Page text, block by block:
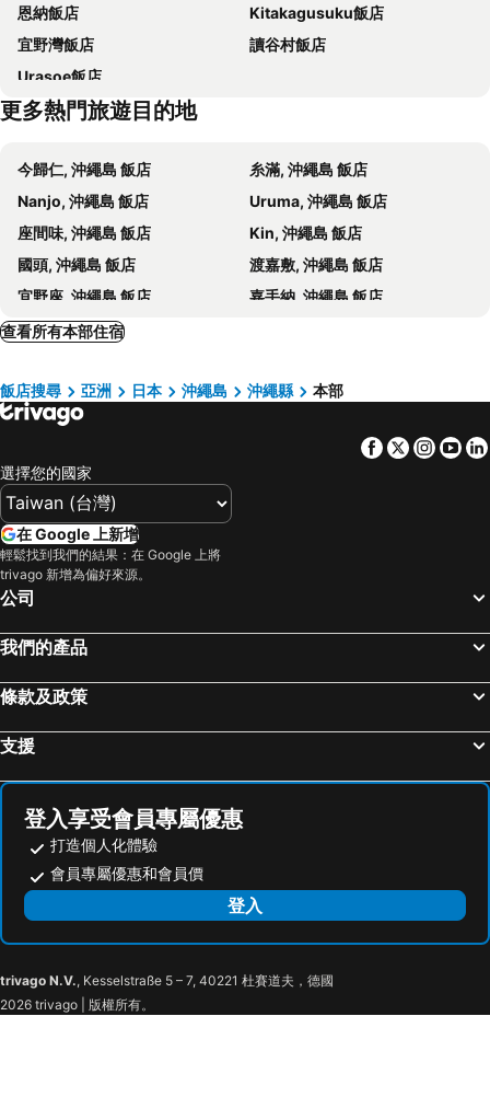
Ocean View in Kibogaoka
E-horizon Resort Condominium Sesoko
Wisteria Condominium Resort
Odysis Onna Resort Hotel
Condominium Hotel Shimanchu Club
Beach Resorts Hotel Kalakaua
Yukurina Resort Okinawa
Motobu Green Park Hotel
ホテル ハイビスヤブ
Lalamare Kouri
Shirahama Hotel
The Ritz-Carlton, Okinawa
New Normal Hotel in NAGO
Beach Resorts Hotel Kalakaua
Hotel Motobu Resort
Motobu No Yado Yuhina
Tilla Seaq
The Pool & Sauna Villa MOTOBU
Guest House Isa
Hawai-ya
Centurion Resort Okinawa Nago City
Key West Club Okinawa
恩納飯店
Kitakagusuku飯店
宜野灣飯店
讀谷村飯店
Urasoe飯店
更多熱門旅遊目的地
今歸仁, 沖繩島 飯店
糸滿, 沖繩島 飯店
Nanjo, 沖繩島 飯店
Uruma, 沖繩島 飯店
座間味, 沖繩島 飯店
Kin, 沖繩島 飯店
國頭, 沖繩島 飯店
渡嘉敷, 沖繩島 飯店
宜野座, 沖繩島 飯店
嘉手納, 沖繩島 飯店
Haebaru, 沖繩島 飯店
Oogimi, 沖繩島 飯店
Higashi, 沖繩島 飯店
Nakagusuku, 沖繩島 飯店
沖繩, 沖繩島 飯店
北谷, 沖繩島 飯店
恩納, 沖繩島 飯店
宜野灣, 沖繩島 飯店
東京, 關東 飯店
名古屋, 中部及北陸 飯店
查看所有本部住宿
飯店搜尋 亞洲 日本 沖繩島 沖繩縣 本部
Facebook
Twitter
選擇您的國家
在 Google 上新增
輕鬆找到我們的結果：在 Google 上將
trivago 新增為偏好來源。
公司
我們的產品
條款及政策
支援
登入享受會員專屬優惠
打造個人化體驗
會員專屬優惠和會員價
登入
trivago N.V., Kesselstraße 5 – 7, 40221 杜賽道夫，德國
2026 trivago | 版權所有。